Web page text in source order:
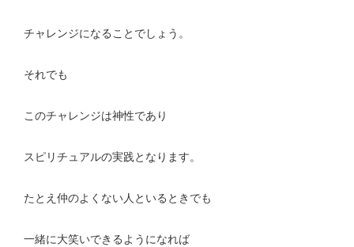
チャレンジになることでしょう。
それでも
このチャレンジは神性であり
スピリチュアルの実践となります。
たとえ仲のよくない人といるときでも
一緒に大笑いできるようになれば